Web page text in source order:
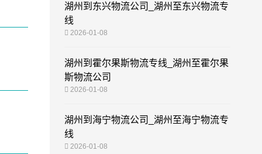
湖州到东兴物流公司_湖州至东兴物流专
线
2026-01-08
湖州到霍尔果斯物流专线_湖州至霍尔果
斯物流公司
2026-01-08
湖州到海宁物流公司_湖州至海宁物流专
线
2026-01-08